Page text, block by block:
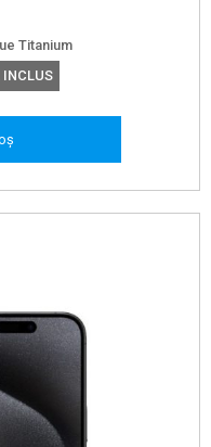
Titanium
INCLUS